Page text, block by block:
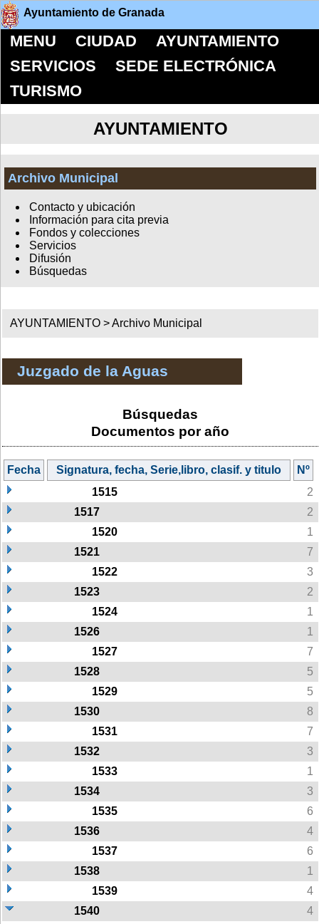
Ayuntamiento de Granada
MENU CIUDAD
AYUNTAMIENTO
SERVICIOS
SEDE ELECTRÓNICA
TURISMO
AYUNTAMIENTO
Archivo Municipal
Contacto y ubicación
Información para cita previa
Fondos y colecciones
Servicios
Difusión
Búsquedas
AYUNTAMIENTO >Archivo Municipal
Juzgado de la Aguas
Búsquedas
Documentos por año
Fecha Signatura, fecha, Serie,libro, clasif. y titulo
Nº
1515
2
1517
2
1520
1
1521
7
1522
3
1523
2
1524
1
1526
1
1527
7
1528
5
1529
5
1530
8
1531
7
1532
3
1533
1
1534
3
1535
6
1536
4
1537
6
1538
1
1539
4
1540
4